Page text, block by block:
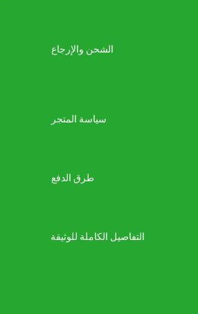
الشحن والإرجاع
سياسة المتجر
طرق الدفع
التفاصيل الكاملة للوثيقة